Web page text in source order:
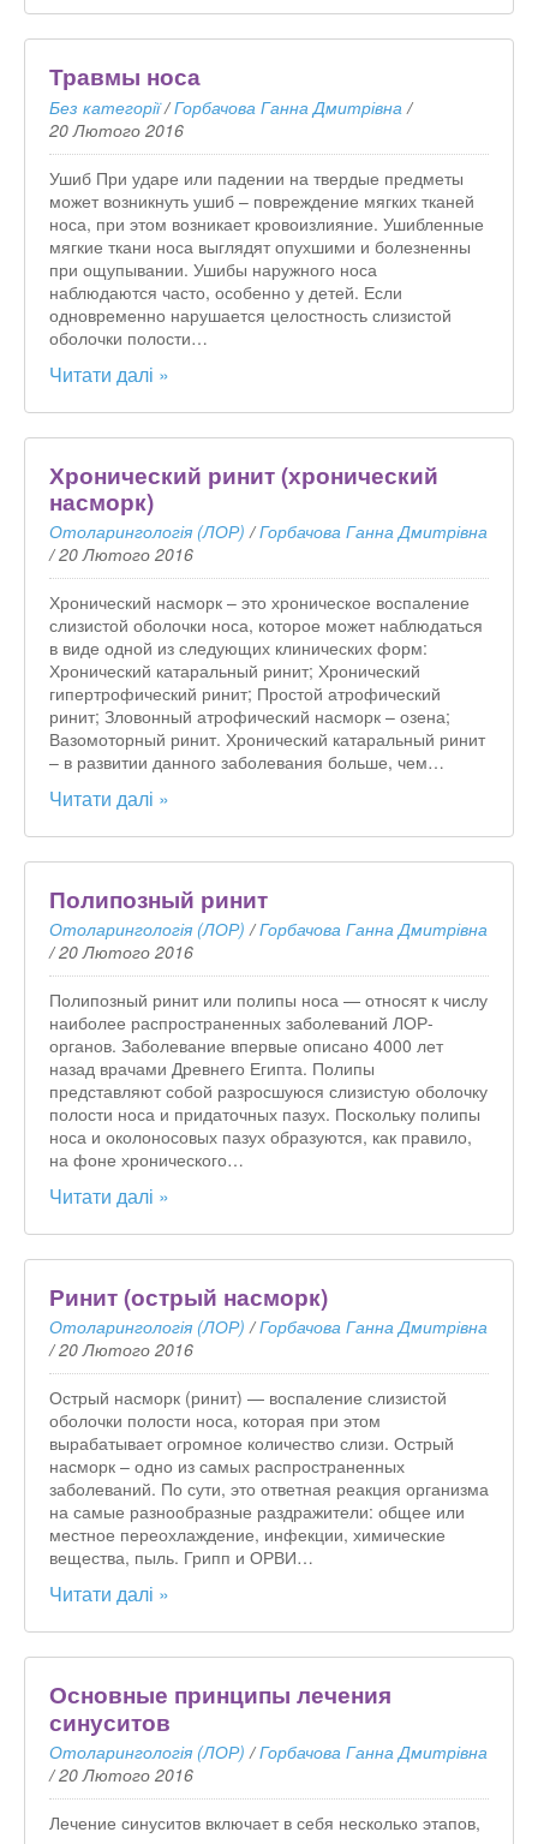
Травмы носа
Без категорії/Горбачова Ганна Дмитрівна /
20 Лютого 2016
Ушиб При ударе или падении на твердые предметы
может возникнуть ушиб – повреждение мягких тканей
носа, при этом возникает кровоизлияние. Ушибленные
мягкие ткани носа выглядят опухшими и болезненны
при ощупывании. Ушибы наружного носа
наблюдаются часто, особенно у детей. Если
одновременно нарушается целостность слизистой
оболочки полости…
Читати далі »
Хронический ринит (хронический
насморк)
Отоларингологія (ЛОР) /Горбачова Ганна Дмитрівна
/20 Лютого 2016
Хронический насморк – это хроническое воспаление
слизистой оболочки носа, которое может наблюдаться
в виде одной из следующих клинических форм:
Хронический катаральный ринит; Хронический
гипертрофический ринит; Простой атрофический
ринит; Зловонный атрофический насморк – озена;
Вазомоторный ринит. Хронический катаральный ринит
– в развитии данного заболевания больше, чем…
Читати далі »
Полипозный ринит
Отоларингологія (ЛОР) /Горбачова Ганна Дмитрівна
/20 Лютого 2016
Полипозный ринит или полипы носа — относят к числу
наиболее распространенных заболеваний ЛОР-
органов. Заболевание впервые описано 4000 лет
назад врачами Древнего Египта. Полипы
представляют собой разросшуюся слизистую оболочку
полости носа и придаточных пазух. Поскольку полипы
носа и околоносовых пазух образуются, как правило,
на фоне хронического…
Читати далі »
Ринит (острый насморк)
Отоларингологія (ЛОР) /Горбачова Ганна Дмитрівна
/20 Лютого 2016
Острый насморк (ринит) — воспаление слизистой
оболочки полости носа, которая при этом
вырабатывает огромное количество слизи. Острый
насморк – одно из самых распространенных
заболеваний. По сути, это ответная реакция организма
на самые разнообразные раздражители: общее или
местное переохлаждение, инфекции, химические
вещества, пыль. Грипп и ОРВИ…
Читати далі »
Основные принципы лечения
синуситов
Отоларингологія (ЛОР) /Горбачова Ганна Дмитрівна
/20 Лютого 2016
Лечение синуситов включает в себя несколько этапов,